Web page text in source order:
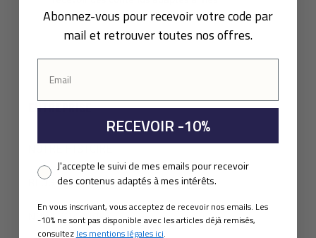
intérêts.
ENTREPRISE
BLOG
NOS LOOKBOOKS
Abonnez-vous pour recevoir votre code par
mail et retrouver toutes nos offres.
RECEVOIR -10%
Pixel consent
J'accepte le suivi de mes emails pour recevoir
des contenus adaptés à mes intérêts.
En vous inscrivant, vous acceptez de recevoir nos emails. Les
-10% ne sont pas disponible avec les articles déjà remisés,
consultez les mentions légales ici.